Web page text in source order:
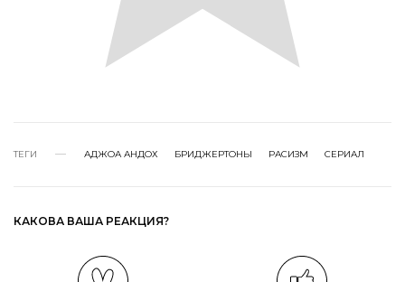
ТЕГИ АДЖОА АНДОХ БРИДЖЕРТОНЫ РАСИЗМ СЕРИАЛ
КАКОВА ВАША РЕАКЦИЯ?